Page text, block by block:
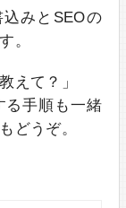
みとSEOの
。
えて？」
る手順も一緒
どうぞ。